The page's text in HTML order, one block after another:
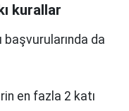
kurallar
başvurularında da
en fazla 2 katı